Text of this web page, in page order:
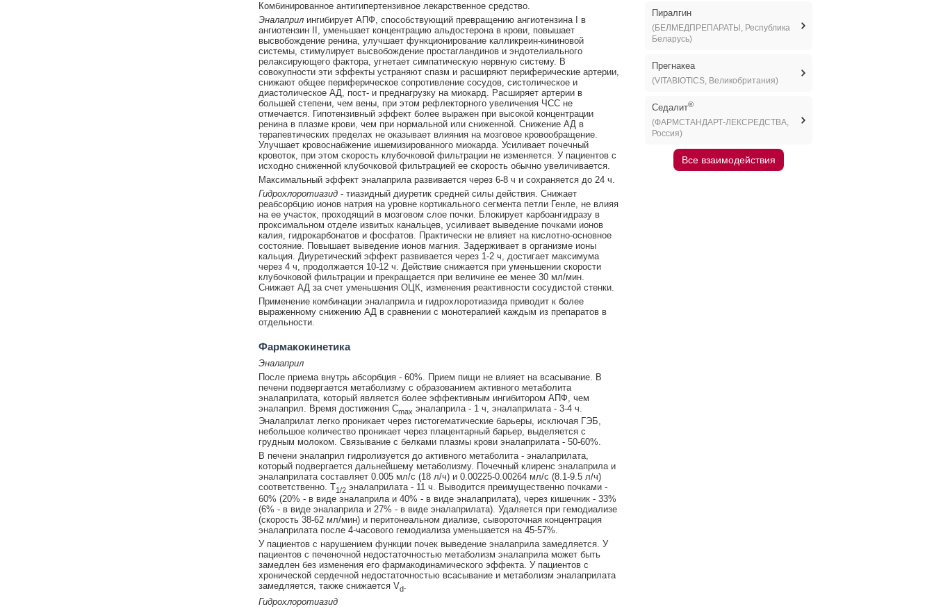
Комбинированное антигипертензивное лекарственное средство.
Эналаприлингибирует АПФ, способствующий превращению ангиотензина I в
ангиотензин II, уменьшает концентрацию альдостерона в крови, повышает
высвобождение ренина, улучшает функционирование калликреин-кининовой
системы, стимулирует высвобождение простагландинов и эндотелиального
релаксирующего фактора, угнетает симпатическую нервную систему. В
совокупности эти эффекты устраняют спазм и расширяют периферические артерии,
снижают общее периферическое сопротивление сосудов, систолическое и
диастолическое АД, пост- и преднагрузку на миокард. Расширяет артерии в
большей степени, чем вены, при этом рефлекторного увеличения ЧСС не
отмечается. Гипотензивный эффект более выражен при высокой концентрации
ренина в плазме крови, чем при нормальной или сниженной. Снижение АД в
терапевтических пределах не оказывает влияния на мозговое кровообращение.
Улучшает кровоснабжение ишемизированного миокарда. Усиливает почечный
кровоток, при этом скорость клубочковой фильтрации не изменяется. У пациентов с
исходно сниженной клубочковой фильтрацией ее скорость обычно увеличивается.
Максимальный эффект эналаприла развивается через 6-8 ч и сохраняется до 24 ч.
Гидрохлоротиазид- тиазидный диуретик средней силы действия. Снижает
реабсорбцию ионов натрия на уровне кортикального сегмента петли Генле, не влияя
на ее участок, проходящий в мозговом слое почки. Блокирует карбоангидразу в
проксимальном отделе извитых канальцев, усиливает выведение почками ионов
калия, гидрокарбонатов и фосфатов. Практически не влияет на кислотно-основное
состояние. Повышает выведение ионов магния. Задерживает в организме ионы
кальция. Диуретический эффект развивается через 1-2 ч, достигает максимума
через 4 ч, продолжается 10-12 ч. Действие снижается при уменьшении скорости
клубочковой фильтрации и прекращается при величине ее менее 30 мл/мин.
Снижает АД за счет уменьшения ОЦК, изменения реактивности сосудистой стенки.
Применение комбинации эналаприла и гидрохлоротиазида приводит к более
выраженному снижению АД в сравнении с монотерапией каждым из препаратов в
отдельности.
Фармакокинетика
Эналаприл
После приема внутрь абсорбция - 60%. Прием пищи не влияет на всасывание. В
печени подвергается метаболизму с образованием активного метаболита
эналаприлата, который является более эффективным ингибитором АПФ, чем
эналаприл. Время достижения Cmax эналаприла - 1 ч, эналаприлата - 3-4 ч.
Эналаприлат легко проникает через гистогематические барьеры, исключая ГЭБ,
небольшое количество проникает через плацентарный барьер, выделяется с
грудным молоком. Связывание с белками плазмы крови эналаприлата - 50-60%.
В печени эналаприл гидролизуется до активного метаболита - эналаприлата,
который подвергается дальнейшему метаболизму. Почечный клиренс эналаприла и
эналаприлата составляет 0.005 мл/с (18 л/ч) и 0.00225-0.00264 мл/с (8.1-9.5 л/ч)
соответственно. T1/2эналаприлата - 11 ч. Выводится преимущественно почками -
60% (20% - в виде эналаприла и 40% - в виде эналаприлата), через кишечник - 33%
(6% - в виде эналаприла и 27% - в виде эналаприлата). Удаляется при гемодиализе
(скорость 38-62 мл/мин) и перитонеальном диализе, сывороточная концентрация
эналаприлата после 4-часового гемодиализа уменьшается на 45-57%.
У пациентов с нарушением функции почек выведение эналаприла замедляется. У
пациентов с печеночной недостаточностью метаболизм эналаприла может быть
замедлен без изменения его фармакодинамического эффекта. У пациентов с
хронической сердечной недостаточностью всасывание и метаболизм эналаприлата
замедляется, также снижается Vd.
Гидрохлоротиазид
Пиралгин
(БЕЛМЕДПРЕПАРАТЫ, Республика
Беларусь)
Прегнакеа
(VITABIOTICS, Великобритания)
Седалит®
(ФАРМСТАНДАРТ-ЛЕКСРЕДСТВА,
Россия)
Все взаимодействия